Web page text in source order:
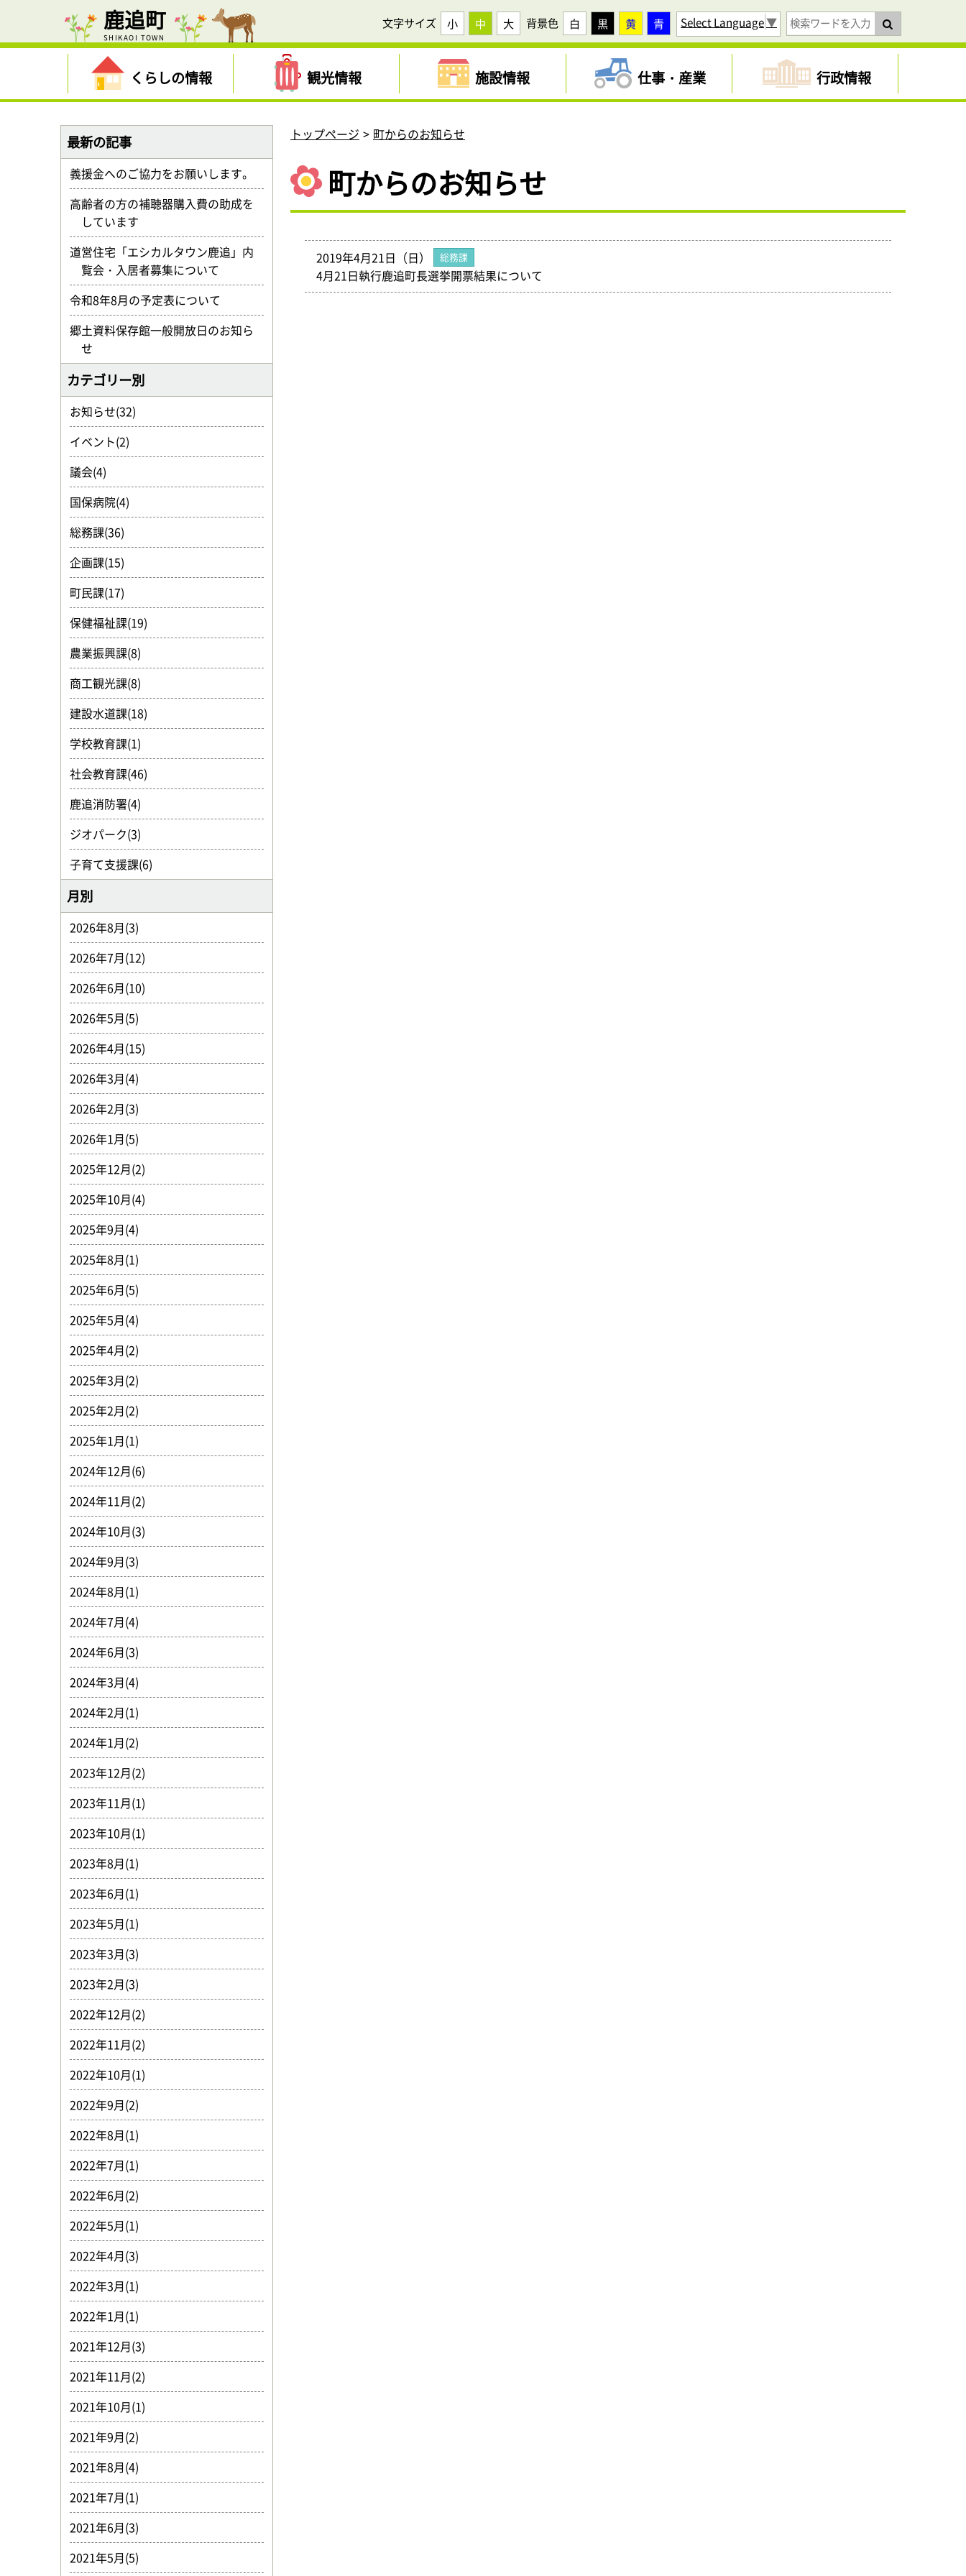
鹿追町
SHIKAOI TOWN
文字サイズ 小 中 大 背景色 白 黒 黄 青 Select Language▼
くらしの情報 観光情報 施設情報 仕事・産業 行政情報
トップページ 町からのお知らせ
町からのお知らせ
2019年4月21日（日） 総務課
4月21日執行鹿追町長選挙開票結果について
最新の記事
義援金へのご協力をお願いします。
高齢者の方の補聴器購入費の助成を
しています
道営住宅「エシカルタウン鹿追」内
覧会・入居者募集について
令和8年8月の予定表について
郷土資料保存館一般開放日のお知ら
せ
カテゴリー別
お知らせ(32)
イベント(2)
議会(4)
国保病院(4)
総務課(36)
企画課(15)
町民課(17)
保健福祉課(19)
農業振興課(8)
商工観光課(8)
建設水道課(18)
学校教育課(1)
社会教育課(46)
鹿追消防署(4)
ジオパーク(3)
子育て支援課(6)
月別
2026年8月(3)
2026年7月(12)
2026年6月(10)
2026年5月(5)
2026年4月(15)
2026年3月(4)
2026年2月(3)
2026年1月(5)
2025年12月(2)
2025年10月(4)
2025年9月(4)
2025年8月(1)
2025年6月(5)
2025年5月(4)
2025年4月(2)
2025年3月(2)
2025年2月(2)
2025年1月(1)
2024年12月(6)
2024年11月(2)
2024年10月(3)
2024年9月(3)
2024年8月(1)
2024年7月(4)
2024年6月(3)
2024年3月(4)
2024年2月(1)
2024年1月(2)
2023年12月(2)
2023年11月(1)
2023年10月(1)
2023年8月(1)
2023年6月(1)
2023年5月(1)
2023年3月(3)
2023年2月(3)
2022年12月(2)
2022年11月(2)
2022年10月(1)
2022年9月(2)
2022年8月(1)
2022年7月(1)
2022年6月(2)
2022年5月(1)
2022年4月(3)
2022年3月(1)
2022年1月(1)
2021年12月(3)
2021年11月(2)
2021年10月(1)
2021年9月(2)
2021年8月(4)
2021年7月(1)
2021年6月(3)
2021年5月(5)